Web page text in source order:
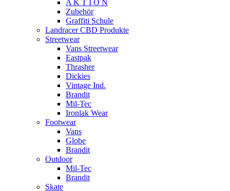
A K T I O N
Zubehör
Graffiti Schule
Landracer CBD Produkte
Streetwear
Vans Streetwear
Eastpak
Thrasher
Dickies
Vintage Ind.
Brandit
Mil-Tec
Ironlak Wear
Footwear
Vans
Globe
Brandit
Outdoor
Mil-Tec
Brandit
Skate